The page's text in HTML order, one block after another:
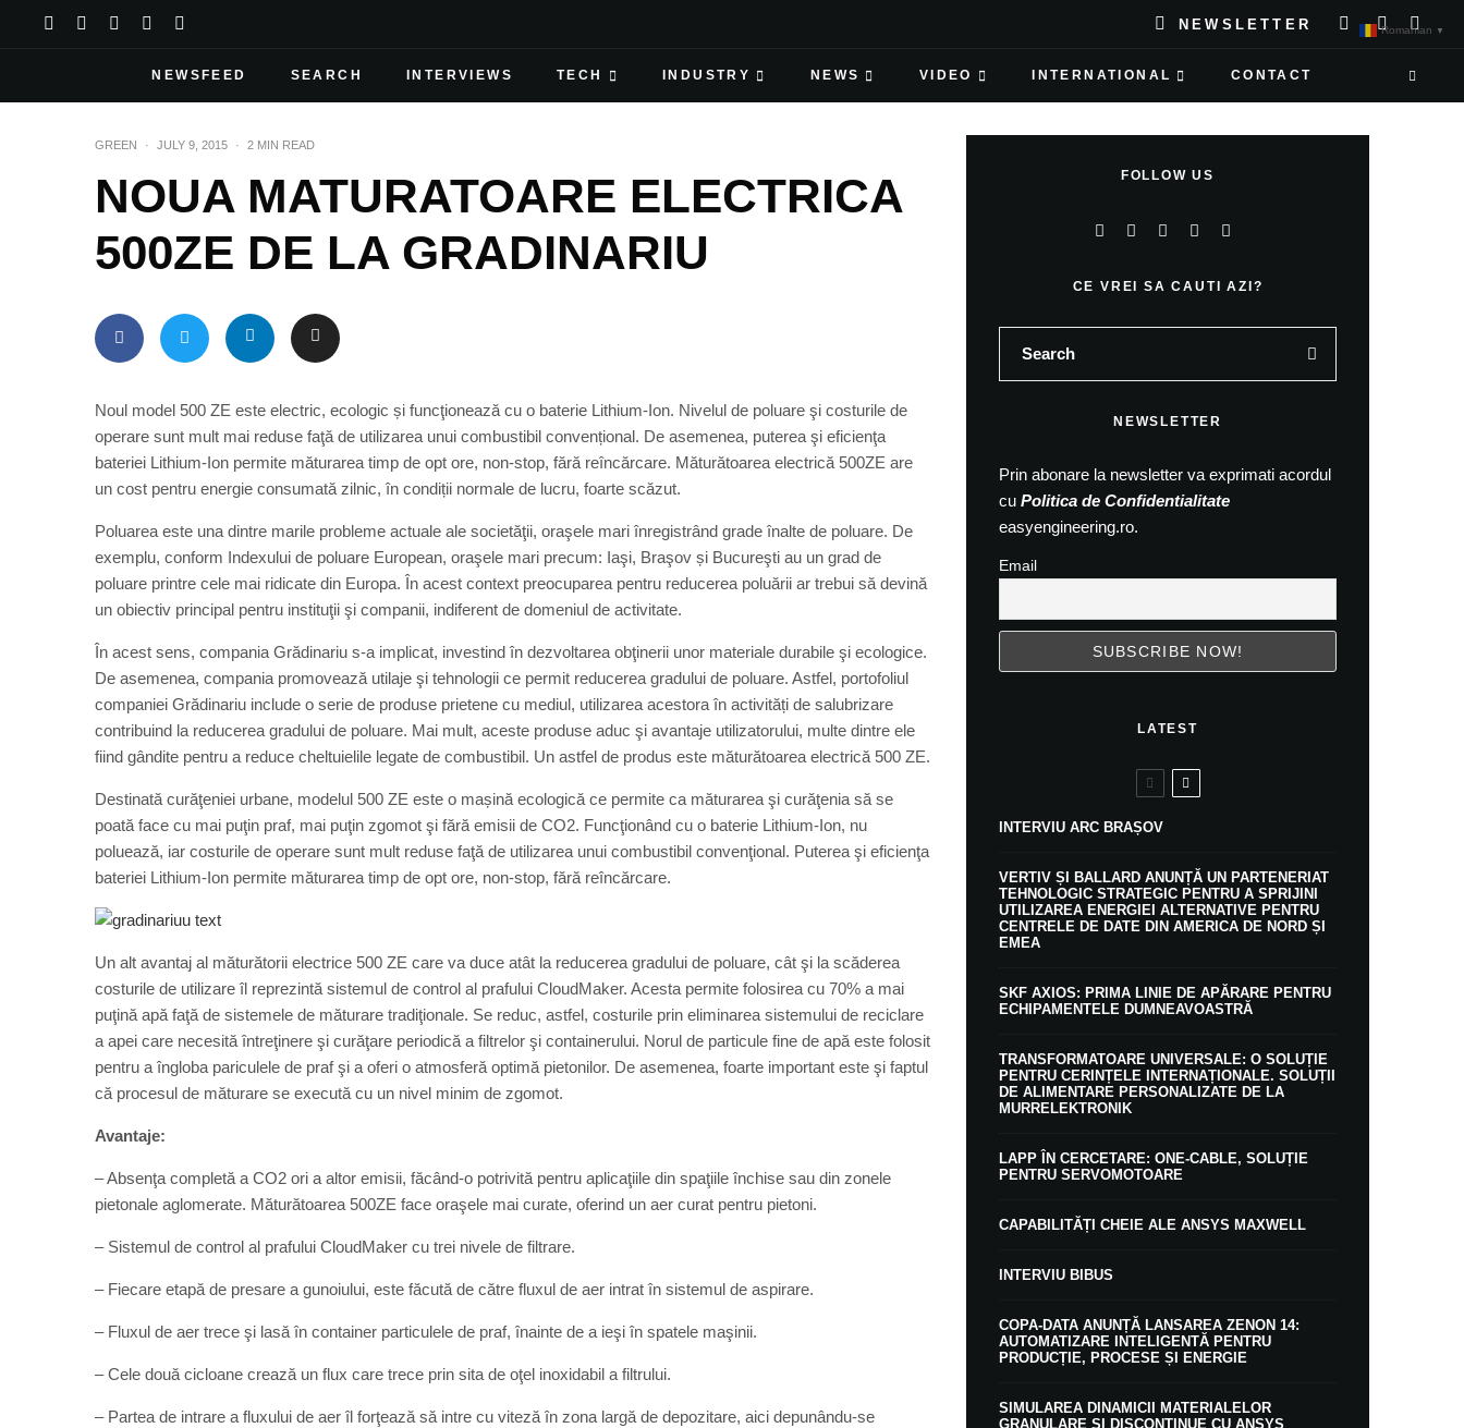
NEWSLETTER
NEWSFEED SEARCH INTERVIEWS TECH INDUSTRY NEWS VIDEO INTERNATIONAL CONTACT
GREEN · JULY 9, 2015 · 2 MIN READ
NOUA MATURATOARE ELECTRICA
500ZE DE LA GRADINARIU
Noul model 500 ZE este electric, ecologic și funcţionează cu o baterie Lithium-Ion. Nivelul de poluare şi costurile de
operare sunt mult mai reduse faţă de utilizarea unui combustibil convențional. De asemenea, puterea şi eficienţa
bateriei Lithium-Ion permite măturarea timp de opt ore, non-stop, fără reîncărcare. Măturătoarea electrică 500ZE are
un cost pentru energie consumată zilnic, în condiții normale de lucru, foarte scăzut.
Poluarea este una dintre marile probleme actuale ale societăţii, oraşele mari înregistrând grade înalte de poluare. De
exemplu, conform Indexului de poluare European, oraşele mari precum: Iaşi, Braşov și Bucureşti au un grad de
poluare printre cele mai ridicate din Europa. În acest context preocuparea pentru reducerea poluării ar trebui să devină
un obiectiv principal pentru instituţii şi companii, indiferent de domeniul de activitate.
În acest sens, compania Grădinariu s-a implicat, investind în dezvoltarea obţinerii unor materiale durabile şi ecologice.
De asemenea, compania promovează utilaje şi tehnologii ce permit reducerea gradului de poluare. Astfel, portofoliul
companiei Grădinariu include o serie de produse prietene cu mediul, utilizarea acestora în activități de salubrizare
contribuind la reducerea gradului de poluare. Mai mult, aceste produse aduc şi avantaje utilizatorului, multe dintre ele
fiind gândite pentru a reduce cheltuielile legate de combustibil. Un astfel de produs este măturătoarea electrică 500 ZE.
Destinată curăţeniei urbane, modelul 500 ZE este o mașină ecologică ce permite ca măturarea şi curăţenia să se
poată face cu mai puţin praf, mai puţin zgomot şi fără emisii de CO2. Funcţionând cu o baterie Lithium-Ion, nu
poluează, iar costurile de operare sunt mult reduse faţă de utilizarea unui combustibil convenţional. Puterea şi eficienţa
bateriei Lithium-Ion permite măturarea timp de opt ore, non-stop, fără reîncărcare.
Un alt avantaj al măturătorii electrice 500 ZE care va duce atât la reducerea gradului de poluare, cât şi la scăderea
costurile de utilizare îl reprezintă sistemul de control al prafului CloudMaker. Acesta permite folosirea cu 70% a mai
puţină apă faţă de sistemele de măturare tradiţionale. Se reduc, astfel, costurile prin eliminarea sistemului de reciclare
a apei care necesită întreţinere şi curăţare periodică a filtrelor şi containerului. Norul de particule fine de apă este folosit
pentru a îngloba pariculele de praf şi a oferi o atmosferă optimă pietonilor. De asemenea, foarte important este şi faptul
că procesul de măturare se execută cu un nivel minim de zgomot.
Avantaje:
– Absenţa completă a CO2 ori a altor emisii, făcând-o potrivită pentru aplicaţiile din spaţiile închise sau din zonele
pietonale aglomerate. Măturătoarea 500ZE face oraşele mai curate, oferind un aer curat pentru pietoni.
– Sistemul de control al prafului CloudMaker cu trei nivele de filtrare.
– Fiecare etapă de presare a gunoiului, este făcută de către fluxul de aer intrat în sistemul de aspirare.
– Fluxul de aer trece şi lasă în container particulele de praf, înainte de a ieşi în spatele maşinii.
– Cele două cicloane crează un flux care trece prin sita de oţel inoxidabil a filtrului.
– Partea de intrare a fluxului de aer îl forţează să intre cu viteză în zona largă de depozitare, aici depunându-se
FOLLOW US
CE VREI SA CAUTI AZI?
NEWSLETTER
Prin abonare la newsletter va exprimati acordul
cu Politica de Confidentialitate
easyengineering.ro.
Email
LATEST
INTERVIU ARC BRAȘOV
VERTIV ȘI BALLARD ANUNȚĂ UN PARTENERIAT
TEHNOLOGIC STRATEGIC PENTRU A SPRIJINI
UTILIZAREA ENERGIEI ALTERNATIVE PENTRU
CENTRELE DE DATE DIN AMERICA DE NORD ȘI
EMEA
SKF AXIOS: PRIMA LINIE DE APĂRARE PENTRU
ECHIPAMENTELE DUMNEAVOASTRĂ
TRANSFORMATOARE UNIVERSALE: O SOLUȚIE
PENTRU CERINȚELE INTERNAȚIONALE. SOLUȚII
DE ALIMENTARE PERSONALIZATE DE LA
MURRELEKTRONIK
LAPP ÎN CERCETARE: ONE-CABLE, SOLUȚIE
PENTRU SERVOMOTOARE
CAPABILITĂȚI CHEIE ALE ANSYS MAXWELL
INTERVIU BIBUS
COPA-DATA ANUNȚĂ LANSAREA ZENON 14:
AUTOMATIZARE INTELIGENTĂ PENTRU
PRODUCȚIE, PROCESE ȘI ENERGIE
SIMULAREA DINAMICII MATERIALELOR
GRANULARE ȘI DISCONTINUE CU ANSYS
Romanian ▼